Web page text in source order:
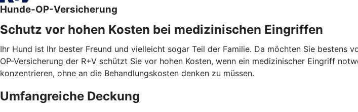
Hunde-OP-Versicherung
Schutz vor hohen Kosten bei medizinischen Eingriffen
Ihr Hund ist Ihr bester Freund und vielleicht sogar Teil der Familie. Da möchten Sie bestens
OP-Versicherung der R+V schützt Sie vor hohen Kosten, wenn ein medizinischer Eingriff
konzentrieren, ohne an die Behandlungskosten denken zu müssen.
Umfangreiche Deckung